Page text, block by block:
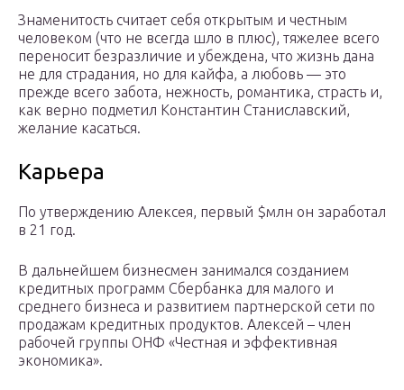
Знаменитость считает себя открытым и честным
человеком (что не всегда шло в плюс), тяжелее всего
переносит безразличие и убеждена, что жизнь дана
не для страдания, но для кайфа, а любовь — это
прежде всего забота, нежность, романтика, страсть и,
как верно подметил Константин Станиславский,
желание касаться.
Карьера
По утверждению Алексея, первый $млн он заработал
в 21 год.
В дальнейшем бизнесмен занимался созданием
кредитных программ Сбербанка для малого и
среднего бизнеса и развитием партнерской сети по
продажам кредитных продуктов. Алексей – член
рабочей группы ОНФ «Честная и эффективная
экономика».